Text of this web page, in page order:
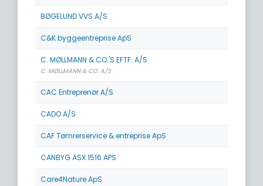
BØGELUND VVS A/S
C&K byggeentreprise ApS
C. MØLLMANN & CO.'S EFTF. A/S
C. MØLLMANN & CO. A/S
CAC Entreprenør A/S
CADO A/S
CAF Tømrerservice & entreprise ApS
CANBYG ASX 1516 APS
Care4Nature ApS